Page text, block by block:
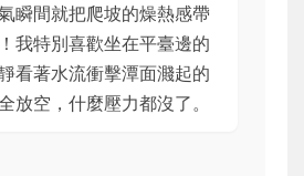
瞬間就把爬坡的燥熱感帶
我特別喜歡坐在平臺邊的
看著水流衝擊潭面濺起的
放空，什麼壓力都沒了。